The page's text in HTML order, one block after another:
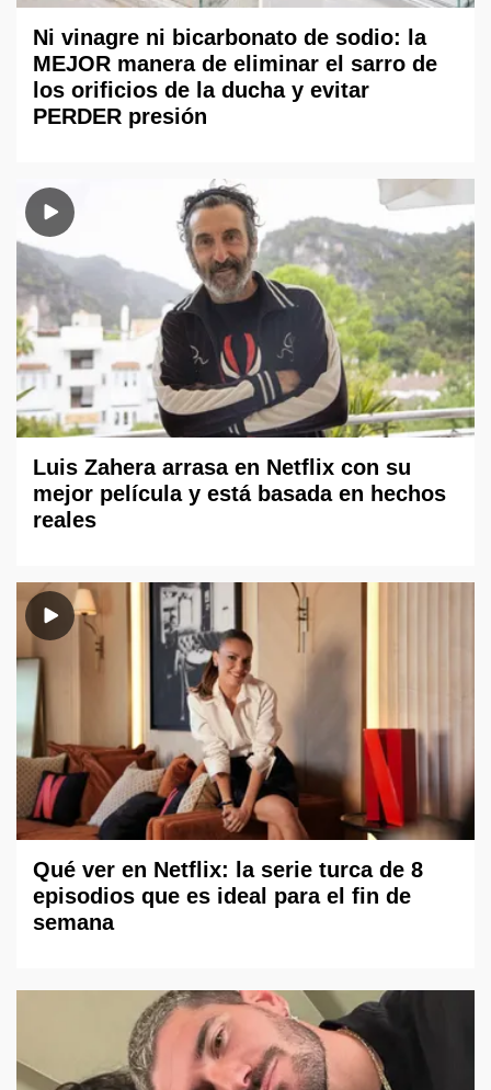
Ni vinagre ni bicarbonato de sodio: la
MEJOR manera de eliminar el sarro de
los orificios de la ducha y evitar
PERDER presión
Luis Zahera arrasa en Netflix con su
mejor película y está basada en hechos
reales
Qué ver en Netflix: la serie turca de 8
episodios que es ideal para el fin de
semana